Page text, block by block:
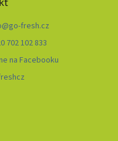
@go-fresh.cz
702 102 833
na Facebooku